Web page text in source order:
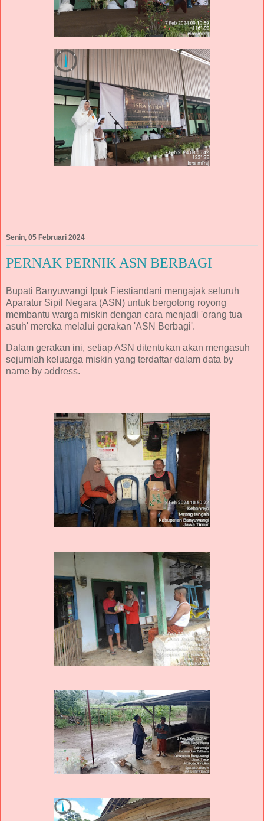
Senin, 05 Februari 2024
PERNAK PERNIK ASN BERBAGI
Bupati Banyuwangi Ipuk Fiestiandani mengajak seluruh
Aparatur Sipil Negara (ASN) untuk bergotong royong
membantu warga miskin dengan cara menjadi 'orang tua
asuh' mereka melalui gerakan 'ASN Berbagi'.
Dalam gerakan ini, setiap ASN ditentukan akan mengasuh
sejumlah keluarga miskin yang terdaftar dalam data by
name by address.